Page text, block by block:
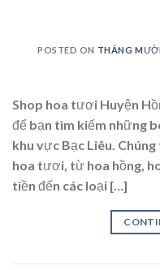
POSTED ON THÁNG
Shop hoa tươi Huyện
để bạn tìm kiếm những
khu vực Bạc Liêu.
hoa tươi, từ hoa hồng,
tiền đến các loại […]